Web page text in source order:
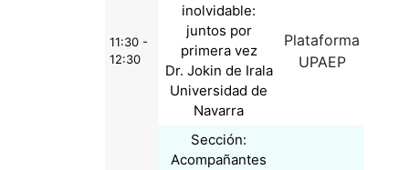
11:30 -
12:30
inolvidable:
juntos por
primera vez
Dr. Jokin de Irala
Universidad de
Navarra
Plataforma
UPAEP
Sección:
Acompañantes